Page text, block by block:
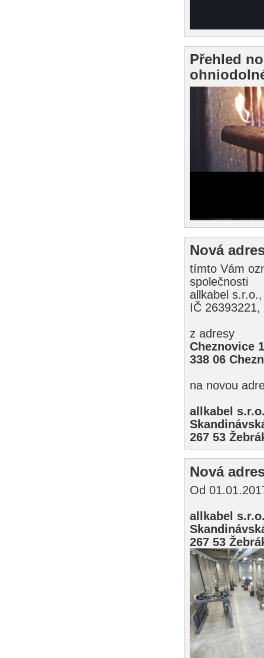
Přehled
Nová
tímto Vám
společnosti
allkabel s.r.o.,
IČ 26393221,
z adresy
Cheznovice
338 06
na novou
allkabel
267 53
Nová
Od
allkabel
267 53